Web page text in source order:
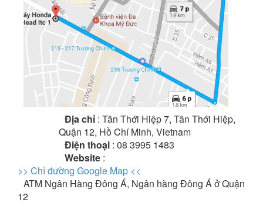
Địa chỉ : Tân Thới Hiệp 7, Tân Thới Hiệp,
Quận 12, Hồ Chí Minh, Vietnam
Điện thoại : 08 3995 1483
Website :
>> Chỉ đường Google Map <<
ATM Ngân Hàng Đông Á, Ngân hàng Đông Á ở Quận
12